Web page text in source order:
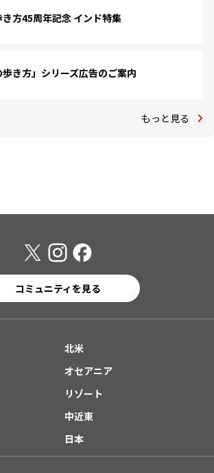
方45周年記念 インド特集
歩き方」シリーズ広告のご案内
もっと見る
コミュニティを見る
北米
オセアニア
リゾート
中近東
日本